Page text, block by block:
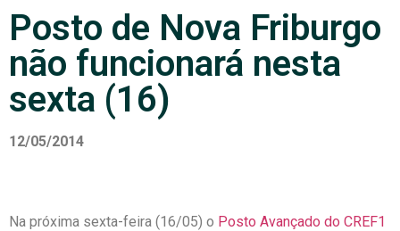
Posto de Nova Friburgo
não funcionará nesta
sexta (16)
12/05/2014
Na próxima sexta-feira (16/05) o Posto Avançado do CREF1